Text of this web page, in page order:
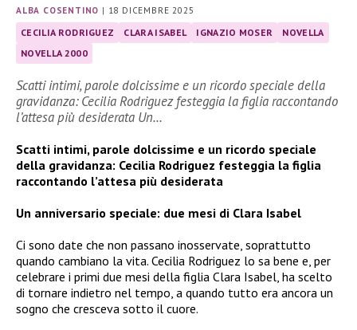
ALBA COSENTINO | 18 DICEMBRE 2025
CECILIA RODRIGUEZ CLARA ISABEL IGNAZIO MOSER
NOVELLA
NOVELLA 2000
Scatti intimi, parole dolcissime e un ricordo speciale della
gravidanza: Cecilia Rodriguez festeggia la figlia raccontando
l’attesa più desiderata Un…
Scatti intimi, parole dolcissime e un ricordo speciale
della gravidanza: Cecilia Rodriguez festeggia la figlia
raccontando l’attesa più desiderata
Un anniversario speciale: due mesi di Clara Isabel
Ci sono date che non passano inosservate, soprattutto
quando cambiano la vita. Cecilia Rodriguez lo sa bene e, per
celebrare i primi due mesi della figlia Clara Isabel, ha scelto
di tornare indietro nel tempo, a quando tutto era ancora un
sogno che cresceva sotto il cuore.